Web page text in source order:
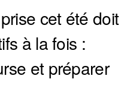
cet été doit
à la fois :
et préparer